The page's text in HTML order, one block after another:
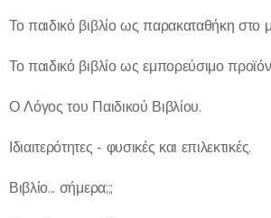
Το παιδικό βιβλίο ως παρακαταθήκη στο
Το παιδικό βιβλίο ως εμπορεύσιμο
Ο Λόγος του Παιδικού Βιβλίου.
Ιδιαιτερότητες - φυσικές και επιλεκτικές.
Βιβλίο... σήμερα;;;